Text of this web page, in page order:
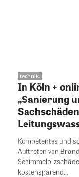
technik.
In Köln +
„Sanierung
Kompetentes und
Auftreten von
kostensparend...